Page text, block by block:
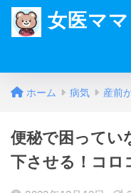
女医マ
ホーム 病気 産前
便秘で困ってい
下させる！コロ